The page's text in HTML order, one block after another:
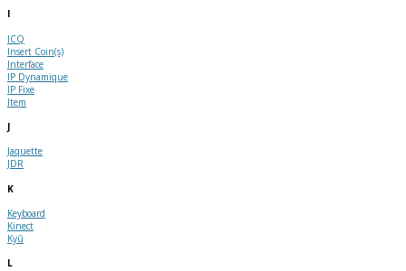
I
ICQ
Insert Coin(s)
Interface
IP Dynamique
IP Fixe
Item
J
Jaquette
JDR
K
Keyboard
Kinect
Kyû
L